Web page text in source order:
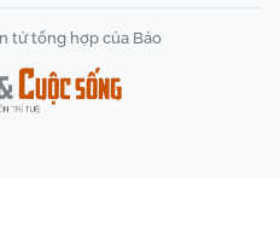
tử tổng hợp của Báo